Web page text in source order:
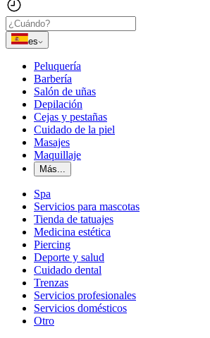
es
Peluquería
Barbería
Salón de uñas
Depilación
Cejas y pestañas
Cuidado de la piel
Masajes
Maquillaje
Más...
Spa
Servicios para mascotas
Tienda de tatuajes
Medicina estética
Piercing
Deporte y salud
Cuidado dental
Trenzas
Servicios profesionales
Servicios domésticos
Otro